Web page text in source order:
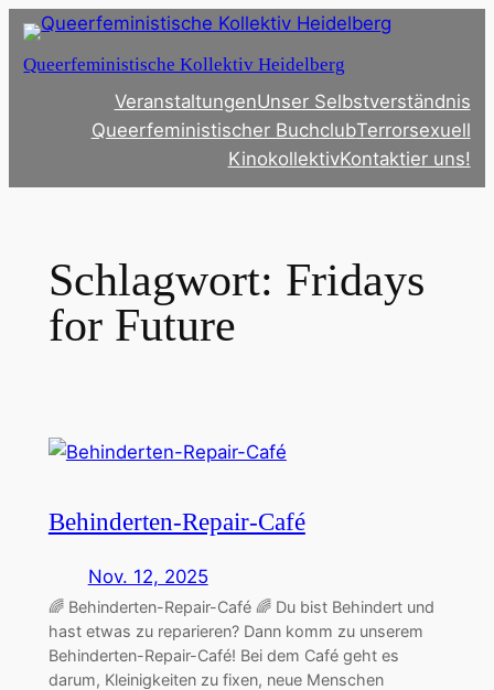
Zum
springen
Queerfeministische Kollektiv Heidelberg
VeranstaltungenUnser Selbstverständnis
Queerfeministischer BuchclubTerrorsexuell
KinokollektivKontaktier uns!
Schlagwort: Fridays
for Future
Behinderten-Repair-Café
Nov. 12, 2025
🌈 Behinderten-Repair-Café 🌈 Du bist Behindert und
hast etwas zu reparieren? Dann komm zu unserem
Behinderten-Repair-Café! Bei dem Café geht es
darum, Kleinigkeiten zu fixen, neue Menschen